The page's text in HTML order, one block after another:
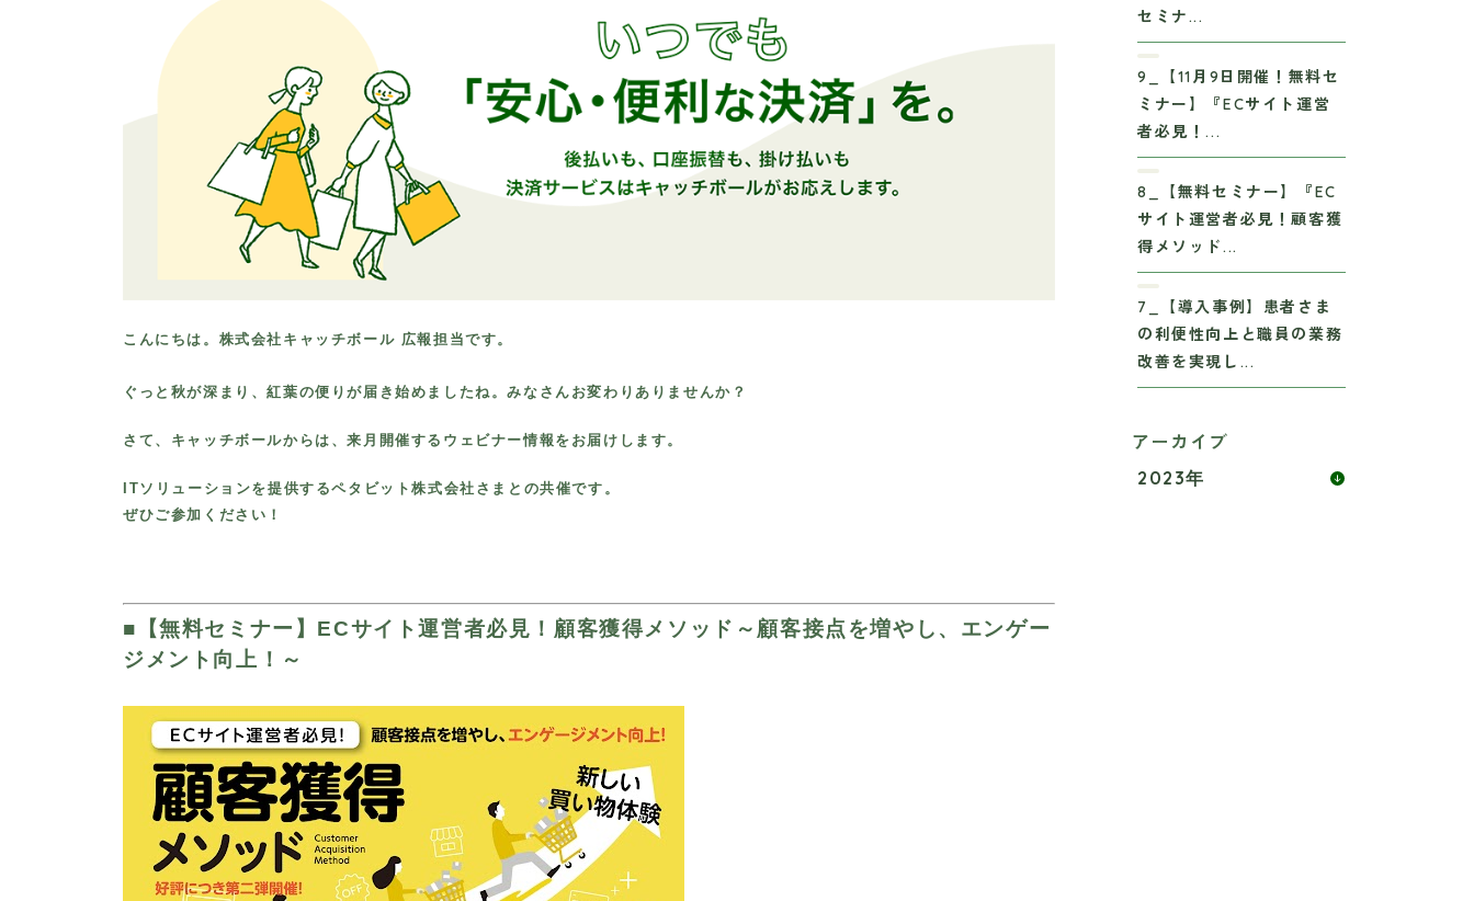
こんにちは。株式会社キャッチボール 広報担当です。
ぐっと秋が深まり、紅葉の便りが届き始めましたね。みなさんお変わりありませんか？
さて、キャッチボールからは、来月開催するウェビナー情報をお届けします。
ITソリューションを提供するペタビット株式会社さまとの共催です。
ぜひご参加ください！
■ 【無料セミナー】ECサイト運営者必見！顧客獲得メソッド～顧客接点を増やし、エンゲー
ジメント向上！～
セミナ...
9_【11月9日開催！無料セ
ミナー】『ECサイト運営
者必見！...
8_【無料セミナー】『EC
サイト運営者必見！顧客獲
得メソッド...
7_【導入事例】患者さま
の利便性向上と職員の業務
改善を実現し...
アーカイブ
2023年